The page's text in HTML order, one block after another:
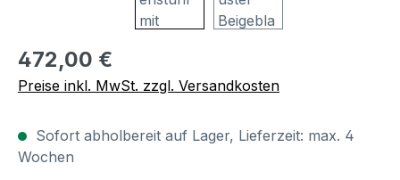
Regulärer Preis:
472,00 €
Preise inkl. MwSt. zzgl. Versandkosten
Sofort abholbereit auf Lager, Lieferzeit: max. 4
Wochen